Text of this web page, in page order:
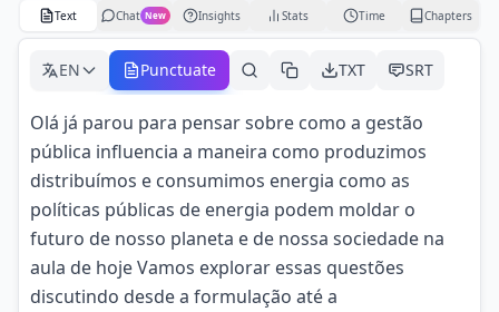
Text Chat New Insights Stats Time Chapters
EN Punctuate TXT SRT
Olá já parou para pensar sobre como a gestão
pública influencia a maneira como produzimos
distribuímos e consumimos energia como as
políticas públicas de energia podem moldar o
futuro de nosso planeta e de nossa sociedade na
aula de hoje Vamos explorar essas questões
discutindo desde a formulação até a